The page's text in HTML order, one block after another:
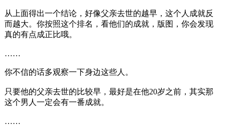
从上面得出一个结论，好像父亲去世的越早，这个人成就反
而越大。你按照这个排名，看他们的成就，版图，你会发现
真的有点成正比哦。
……
你不信的话多观察一下身边这些人。
只要他的父亲去世的比较早，最好是在他20岁之前，其实那
这个男人一定会有一番成就。
……